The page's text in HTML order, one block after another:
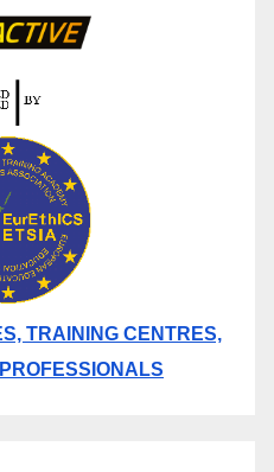
TRAINING CENTRES,